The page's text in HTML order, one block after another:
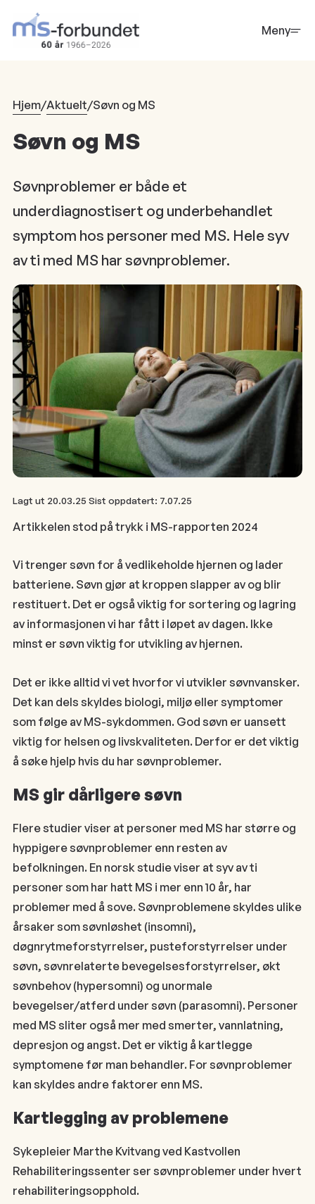
hovedinnhold
Meny
Hjem/Aktuelt/Søvn og MS
Søvn og MS
Søvnproblemer er både et
underdiagnostisert og underbehandlet
symptom hos personer med MS. Hele syv
av ti med MS har søvnproblemer.
Lagt ut 20.03.25Sist oppdatert: 7.07.25
Artikkelen stod på trykk i MS-rapporten 2024
Vi trenger søvn for å vedlikeholde hjernen og lader
batteriene. Søvn gjør at kroppen slapper av og blir
restituert. Det er også viktig for sortering og lagring
av informasjonen vi har fått i løpet av dagen. Ikke
minst er søvn viktig for utvikling av hjernen.
Det er ikke alltid vi vet hvorfor vi utvikler søvnvansker.
Det kan dels skyldes biologi, miljø eller symptomer
som følge av MS-sykdommen. God søvn er uansett
viktig for helsen og livskvaliteten. Derfor er det viktig
å søke hjelp hvis du har søvnproblemer.
MS gir dårligere søvn
Flere studier viser at personer med MS har større og
hyppigere søvnproblemer enn resten av
befolkningen. En norsk studie viser at syv av ti
personer som har hatt MS i mer enn 10 år, har
problemer med å sove. Søvnproblemene skyldes ulike
årsaker som søvnløshet (insomni),
døgnrytmeforstyrrelser, pusteforstyrrelser under
søvn, søvnrelaterte bevegelsesforstyrrelser, økt
søvnbehov (hypersomni) og unormale
bevegelser/atferd under søvn (parasomni). Personer
med MS sliter også mer med smerter, vannlatning,
depresjon og angst. Det er viktig å kartlegge
symptomene før man behandler. For søvnproblemer
kan skyldes andre faktorer enn MS.
Kartlegging av problemene
Sykepleier Marthe Kvitvang ved Kastvollen
Rehabiliteringssenter ser søvnproblemer under hvert
rehabiliteringsopphold.